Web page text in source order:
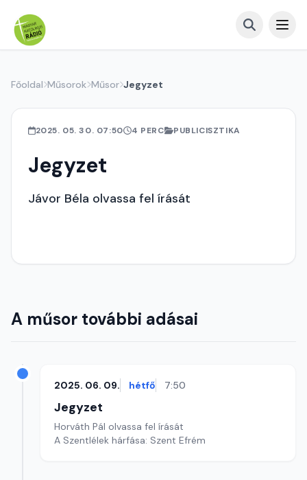
Főoldal Műsorok Műsor Jegyzet
2025. 05. 30. 07:50 4 PERC PUBLICISZTIKA
Jegyzet
Jávor Béla olvassa fel írását
A műsor további adásai
2025. 06. 09. hétfő 7:50
Jegyzet
Horváth Pál olvassa fel írását
A Szentlélek hárfása: Szent Efrém